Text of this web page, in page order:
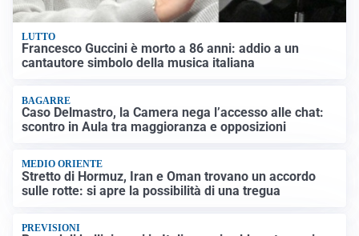
LUTTO
Francesco Guccini è morto a 86 anni: addio a un
cantautore simbolo della musica italiana
BAGARRE
Caso Delmastro, la Camera nega l’accesso alle chat:
scontro in Aula tra maggioranza e opposizioni
MEDIO ORIENTE
Stretto di Hormuz, Iran e Oman trovano un accordo
sulle rotte: si apre la possibilità di una tregua
PREVISIONI